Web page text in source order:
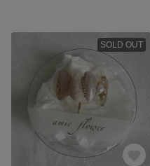
SOLD OUT